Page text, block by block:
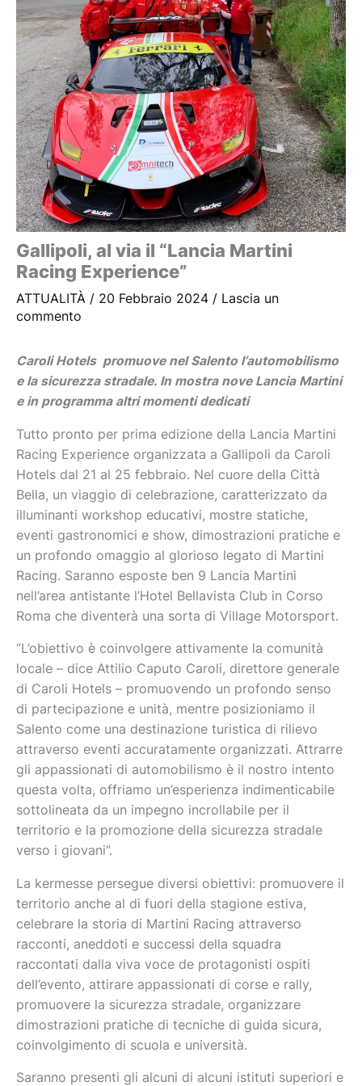
Gallipoli, al via il “Lancia Martini
Racing Experience”
ATTUALITÀ / 20 Febbraio 2024 / Lascia un
commento
Caroli Hotels promuove nel Salento l’automobilismo
e la sicurezza stradale. In mostra nove Lancia Martini
e in programma altri momenti dedicati
Tutto pronto per prima edizione della Lancia Martini
Racing Experience organizzata a Gallipoli da Caroli
Hotels dal 21 al 25 febbraio. Nel cuore della Città
Bella, un viaggio di celebrazione, caratterizzato da
illuminanti workshop educativi, mostre statiche,
eventi gastronomici e show, dimostrazioni pratiche e
un profondo omaggio al glorioso legato di Martini
Racing. Saranno esposte ben 9 Lancia Martini
nell’area antistante l’Hotel Bellavista Club in Corso
Roma che diventerà una sorta di Village Motorsport.
“L’obiettivo è coinvolgere attivamente la comunità
locale – dice Attilio Caputo Caroli, direttore generale
di Caroli Hotels – promuovendo un profondo senso
di partecipazione e unità, mentre posizioniamo il
Salento come una destinazione turistica di rilievo
attraverso eventi accuratamente organizzati. Attrarre
gli appassionati di automobilismo è il nostro intento
questa volta, offriamo un’esperienza indimenticabile
sottolineata da un impegno incrollabile per il
territorio e la promozione della sicurezza stradale
verso i giovani”.
La kermesse persegue diversi obiettivi: promuovere il
territorio anche al di fuori della stagione estiva,
celebrare la storia di Martini Racing attraverso
racconti, aneddoti e successi della squadra
raccontati dalla viva voce de protagonisti ospiti
dell’evento, attirare appassionati di corse e rally,
promuovere la sicurezza stradale, organizzare
dimostrazioni pratiche di tecniche di guida sicura,
coinvolgimento di scuola e università.
Saranno presenti gli alcuni di alcuni istituti superiori e